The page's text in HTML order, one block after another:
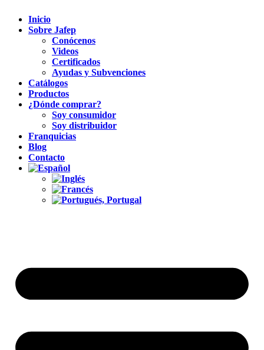
Inicio
Sobre Jafep
Conócenos
Videos
Certificados
Ayudas y Subvenciones
Catálogos
Productos
¿Dónde comprar?
Soy consumidor
Soy distribuidor
Franquicias
Blog
Contacto